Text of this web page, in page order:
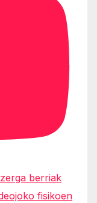
berriak
fisikoen